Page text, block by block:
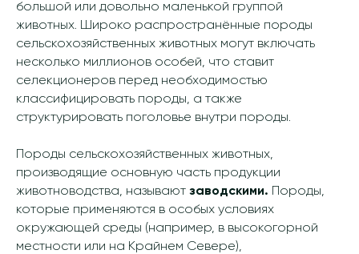
большой или довольно маленькой группой
животных. Широко распространённые породы
сельскохозяйственных животных могут включать
несколько миллионов особей, что ставит
селекционеров перед необходимостью
классифицировать породы, а также
структурировать поголовье внутри породы.
Породы сельскохозяйственных животных,
производящие основную часть продукции
животноводства, называют заводскими. Породы,
которые применяются в особых условиях
окружающей среды (например, в высокогорной
местности или на Крайнем Севере),